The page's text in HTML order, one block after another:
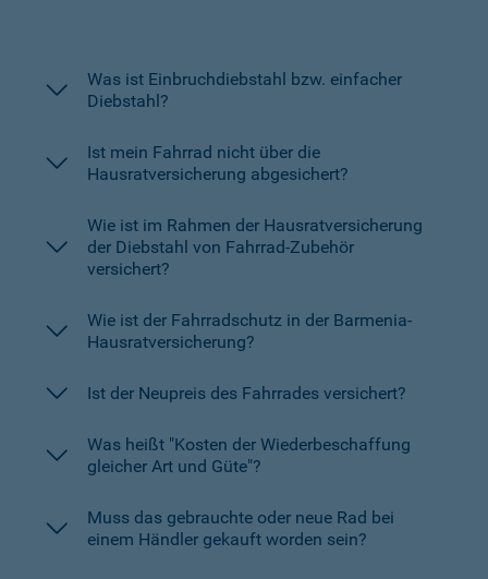
Was ist Einbruchdiebstahl bzw. einfacher
Diebstahl?
Ist mein Fahrrad nicht über die
Hausratversicherung abgesichert?
Wie ist im Rahmen der Hausratversicherung
der Diebstahl von Fahrrad-Zubehör
versichert?
Wie ist der Fahrradschutz in der Barmenia-
Hausratversicherung?
Ist der Neupreis des Fahrrades versichert?
Was heißt "Kosten der Wiederbeschaffung
gleicher Art und Güte"?
Muss das gebrauchte oder neue Rad bei
einem Händler gekauft worden sein?